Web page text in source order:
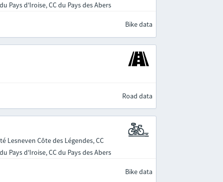
Pays d'Iroise, CC du Pays des Abers
Bike data
Road data
Lesneven Côte des Légendes, CC
Pays d'Iroise, CC du Pays des Abers
Bike data